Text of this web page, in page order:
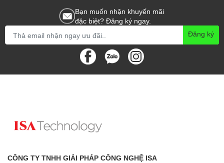
Bạn muốn nhận khuyến mãi
đặc biệt? Đăng ký ngay.
Đăng ký
CÔNG TY TNHH GIẢI PHÁP CÔNG NGHỆ ISA